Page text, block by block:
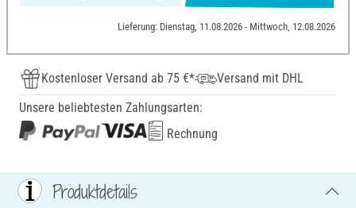
Lieferung: Dienstag, 11.08.2026 - Mittwoch, 12.08.2026
Kostenloser Versand ab 75 €*
Versand mit DHL
Unsere beliebtesten Zahlungsarten:
Rechnung
Produktdetails